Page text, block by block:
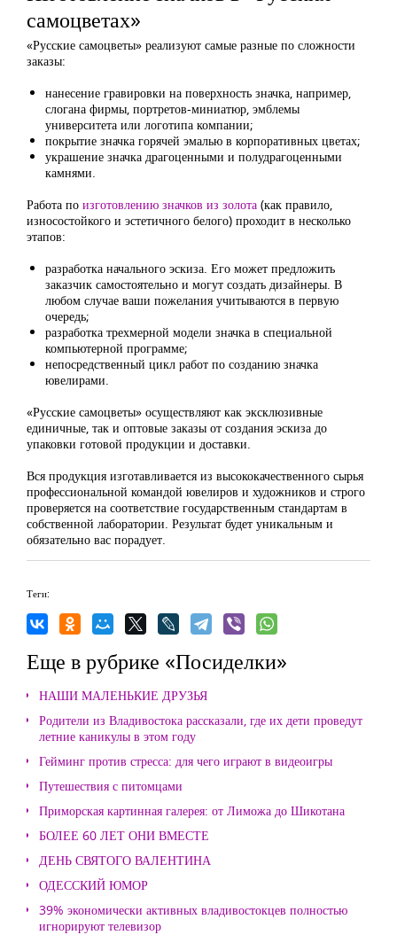
самоцветах»
«Русские самоцветы» реализуют самые разные по сложности
заказы:
нанесение гравировки на поверхность значка, например,
слогана фирмы, портретов-миниатюр, эмблемы
университета или логотипа компании;
покрытие значка горячей эмалью в корпоративных цветах;
украшение значка драгоценными и полудрагоценными
камнями.
Работа по изготовлению значков из золота (как правило,
износостойкого и эстетичного белого) проходит в несколько
этапов:
разработка начального эскиза. Его может предложить
заказчик самостоятельно и могут создать дизайнеры. В
любом случае ваши пожелания учитываются в первую
очередь;
разработка трехмерной модели значка в специальной
компьютерной программе;
непосредственный цикл работ по созданию значка
ювелирами.
«Русские самоцветы» осуществляют как эксклюзивные
единичные, так и оптовые заказы от создания эскиза до
упаковки готовой продукции и доставки.
Вся продукция изготавливается из высококачественного сырья
профессиональной командой ювелиров и художников и строго
проверяется на соответствие государственным стандартам в
собственной лаборатории. Результат будет уникальным и
обязательно вас порадует.
Теги:
Еще в рубрике «Посиделки»
НАШИ МАЛЕНЬКИЕ ДРУЗЬЯ
Родители из Владивостока рассказали, где их дети проведут
летние каникулы в этом году
Гейминг против стресса: для чего играют в видеоигры
Путешествия с питомцами
Приморская картинная галерея: от Лиможа до Шикотана
БОЛЕЕ 60 ЛЕТ ОНИ ВМЕСТЕ
ДЕНЬ СВЯТОГО ВАЛЕНТИНА
ОДЕССКИЙ ЮМОР
39% экономически активных владивостокцев полностью
игнорируют телевизор